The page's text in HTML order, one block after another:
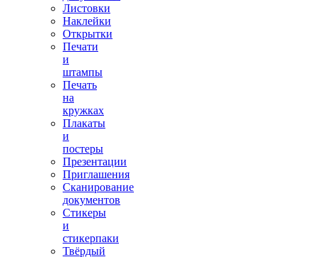
Листовки
Наклейки
Открытки
Печати
и
штампы
Печать
на
кружках
Плакаты
и
постеры
Презентации
Приглашения
Сканирование
документов
Стикеры
и
стикерпаки
Твёрдый